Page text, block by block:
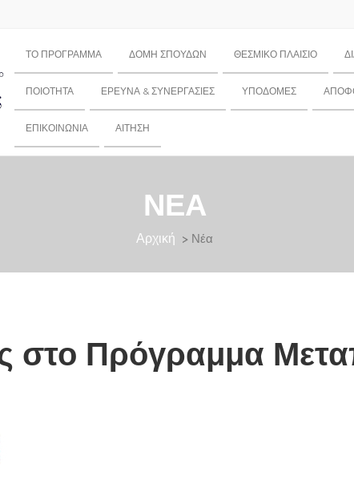
ΤΟ ΠΡΌΓΡΑΜΜΑ ΔΟΜΉ ΣΠΟΥΔΏΝ ΘΕΣΜΙΚΌ ΠΛΑΊΣΙΟ
ΠΟΙΌΤΗΤΑ ΈΡΕΥΝΑ & ΣΥΝΕΡΓΑΣΊΕΣ ΥΠΟΔΟΜΈΣ
ΕΠΙΚΟΙΝΩΝΊΑ ΑΊΤΗΣΗ
ΝΈΑ
Αρχική > Νέα
στο Πρόγραμμα